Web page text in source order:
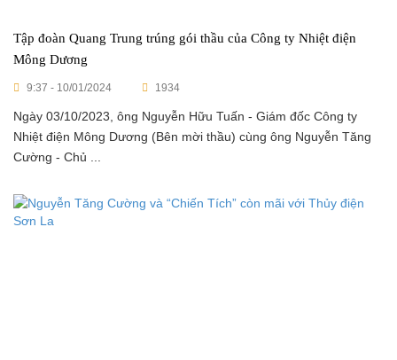
Tập đoàn Quang Trung trúng gói thầu của Công ty Nhiệt điện
Mông Dương
9:37 - 10/01/2024 1934
Ngày 03/10/2023, ông Nguyễn Hữu Tuấn - Giám đốc Công ty
Nhiệt điện Mông Dương (Bên mời thầu) cùng ông Nguyễn Tăng
Cường - Chủ ...